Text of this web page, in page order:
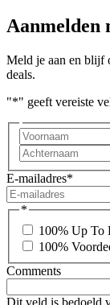
Aanmelden
Meld je aan en blijf
deals.
"*" geeft vereiste
E-mailadres*
*
100% Up To
100%
Comments
Dit veld is bedoeld